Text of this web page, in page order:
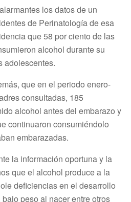
los datos de un
de Perinatología de esa
que 58 por ciento de las
alcohol durante su
adolescentes.
que en el periodo enero-
consultadas, 185
alcohol antes del embarazo y
continuaron consumiéndolo
embarazadas.
la información oportuna y la
que el alcohol produce a la
deficiencias en el desarrollo
peso al nacer entre otros